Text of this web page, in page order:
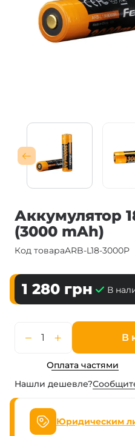
Аккумулятор
(3000 mAh)
Код товараARB-L18-3000P
1 280 грн В
В
Оплата частями
Нашли дешевле?
Юридическим